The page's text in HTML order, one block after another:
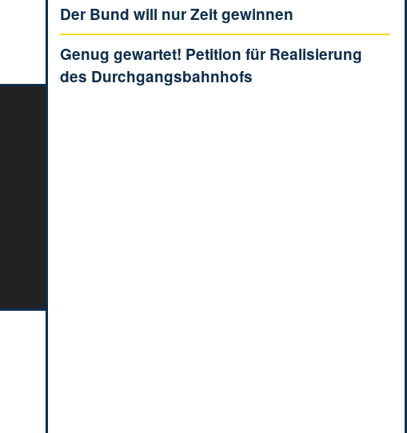
Der Bund will nur Zeit gewinnen
Genug gewartet! Petition für Realisierung
des Durchgangsbahnhofs